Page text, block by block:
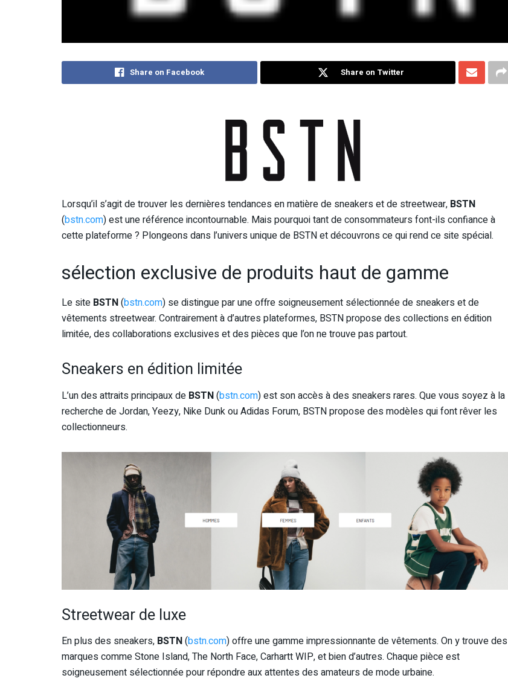
Share on Facebook Share on Twitter
Lorsqu’il s’agit de trouver les dernières tendances en matière de sneakers et de streetwear, BSTN
(bstn.com) est une référence incontournable. Mais pourquoi tant de consommateurs font-ils confiance à
cette plateforme ? Plongeons dans l’univers unique de BSTN et découvrons ce qui rend ce site spécial.
sélection exclusive de produits haut de gamme
Le site BSTN(bstn.com) se distingue par une offre soigneusement sélectionnée de sneakers et de
vêtements streetwear. Contrairement à d’autres plateformes, BSTN propose des collections en édition
limitée, des collaborations exclusives et des pièces que l’on ne trouve pas partout.
Sneakers en édition limitée
L’un des attraits principaux de BSTN(bstn.com) est son accès à des sneakers rares. Que vous soyez à la
recherche de Jordan, Yeezy, Nike Dunk ou Adidas Forum, BSTN propose des modèles qui font rêver les
collectionneurs.
Streetwear de luxe
En plus des sneakers, BSTN(bstn.com) offre une gamme impressionnante de vêtements. On y trouve des
marques comme Stone Island, The North Face, Carhartt WIP, et bien d’autres. Chaque pièce est
soigneusement sélectionnée pour répondre aux attentes des amateurs de mode urbaine.